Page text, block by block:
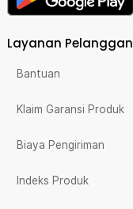
Layanan Pelanggan
Bantuan
Klaim Garansi Produk
Biaya Pengiriman
Indeks Produk